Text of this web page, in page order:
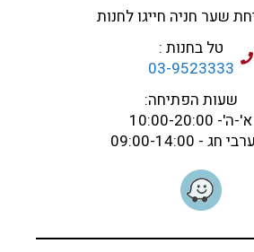
שער חניה חייגו לחנות
טל בחנות :
03-9523333
שעות הפתיחה:
א'-ה'- 10:00-20:00
חג - 09:00-14:00